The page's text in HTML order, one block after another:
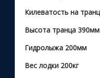
Килеватость на
Высота транца 390мм
Гидролыжа 200мм
Вес лодки 200кг